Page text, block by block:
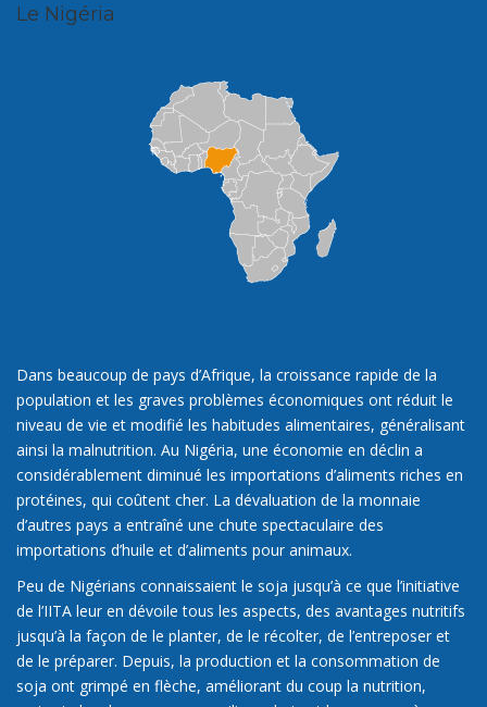
Le Nigéria
Dans beaucoup de pays d’Afrique, la croissance rapide de la
population et les graves problèmes économiques ont réduit le
niveau de vie et modifié les habitudes alimentaires, généralisant
ainsi la malnutrition. Au Nigéria, une économie en déclin a
considérablement diminué les importations d’aliments riches en
protéines, qui coûtent cher. La dévaluation de la monnaie
d’autres pays a entraîné une chute spectaculaire des
importations d’huile et d’aliments pour animaux.
Peu de Nigérians connaissaient le soja jusqu’à ce que l’initiative
de l’IITA leur en dévoile tous les aspects, des avantages nutritifs
jusqu’à la façon de le planter, de le récolter, de l’entreposer et
de le préparer. Depuis, la production et la consommation de
soja ont grimpé en flèche, améliorant du coup la nutrition,